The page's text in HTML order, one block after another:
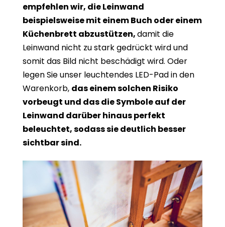
empfehlen wir, die Leinwand
beispielsweise mit einem Buch oder einem
Küchenbrett abzustützen,damit die
Leinwand nicht zu stark gedrückt wird und
somit das Bild nicht beschädigt wird. Oder
legen Sie unser leuchtendes LED-Pad in den
Warenkorb, das einem solchen Risiko
vorbeugt und das die Symbole auf der
Leinwand darüber hinaus perfekt
beleuchtet, sodass sie deutlich besser
sichtbar sind.